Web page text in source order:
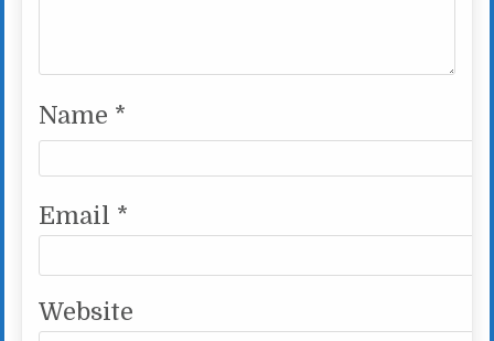
Name *
Email *
Website